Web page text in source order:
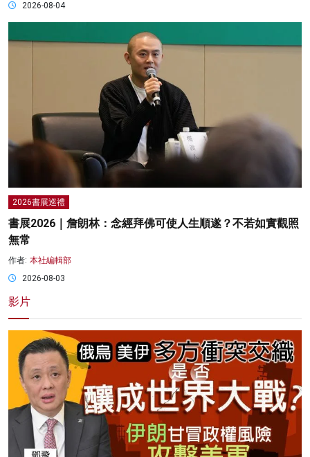
2026-08-04
2026書展巡禮
書展2026｜詹朗林：念經拜佛可使人生順遂？不若如實觀照
無常
作者: 本社編輯部
2026-08-03
影片